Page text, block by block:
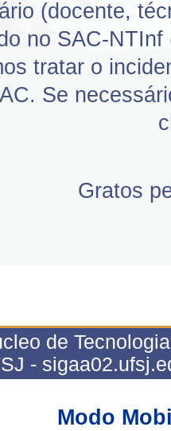
(docente,
no SAC-NTInf
tratar o
Se
Gratos
de
-
Modo